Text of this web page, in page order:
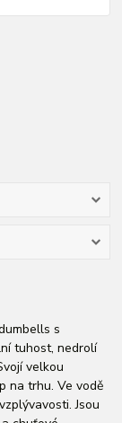
s
tuhost, nedrolí
velkou
na trhu. Ve vodě
Jsou